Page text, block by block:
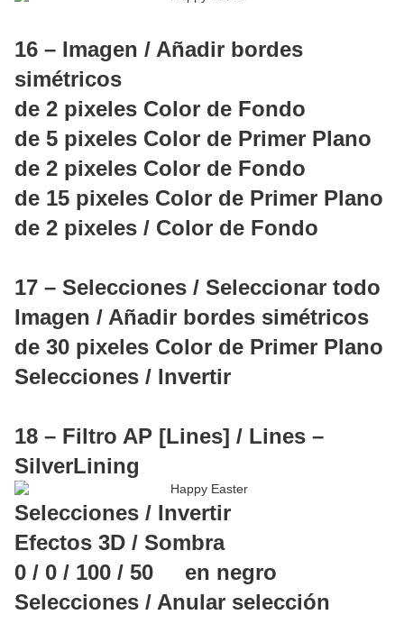
16 – Imagen / Añadir bordes
simétricos
de 2 pixeles Color de Fondo
de 5 pixeles Color de Primer Plano
de 2 pixeles Color de Fondo
de 15 pixeles Color de Primer Plano
de 2 pixeles / Color de Fondo
17 – Selecciones / Seleccionar todo
Imagen / Añadir bordes simétricos
de 30 pixeles Color de Primer Plano
Selecciones / Invertir
18 – Filtro AP [Lines] / Lines –
SilverLining
Selecciones / Invertir
Efectos 3D / Sombra
0 / 0 / 100 / 50 en negro
Selecciones / Anular selección